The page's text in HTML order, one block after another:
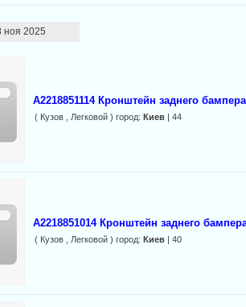
ноя 2025
A2218851114 Кронштейн заднего
( Кузов , Легковой ) город: Киев| 44
A2218851014 Кронштейн заднего
( Кузов , Легковой ) город: Киев| 40